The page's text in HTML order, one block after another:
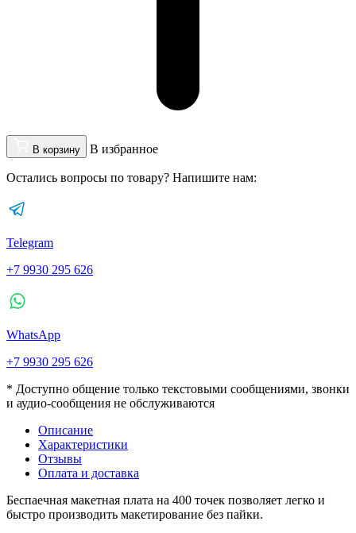
В корзину В избранное
Остались вопросы по товару? Напишите нам:
Telegram
+7 9930 295 626
WhatsApp
+7 9930 295 626
* Доступно общение только текстовыми сообщениями, звонки
и аудио-сообщения не обслуживаются
Описание
Характеристики
Отзывы
Оплата и доставка
Беспаечная макетная плата на 400 точек позволяет легко и
быстро производить макетирование без пайки.